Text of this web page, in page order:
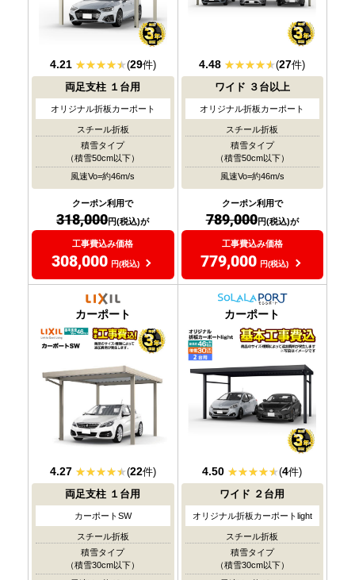
4.21 (29件)
両足支柱 １台用
オリジナル折板カーポート
スチール折板
積雪タイプ
（積雪50cm以下）
風速Vo=約46m/s
クーポン利用で
318,000円(税込)が
工事費込み価格
308,000 円(税込)
4.48 (27件)
ワイド ３台以上
オリジナル折板カーポート
スチール折板
積雪タイプ
（積雪50cm以下）
風速Vo=約46m/s
クーポン利用で
789,000円(税込)が
工事費込み価格
779,000 円(税込)
カーポート
4.27 (22件)
両足支柱 １台用
カーポートSW
スチール折板
積雪タイプ
（積雪30cm以下）
カーポート
4.50 (4件)
ワイド ２台用
オリジナル折板カーポートlight
スチール折板
積雪タイプ
（積雪30cm以下）